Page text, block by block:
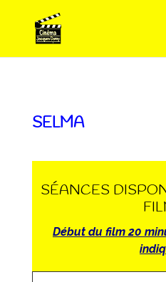
SELMA
SÉANCES
Début du film 20